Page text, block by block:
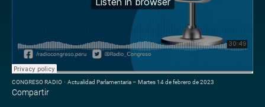
CONGRESO RADIO · Actualidad Parlamentaria – Martes 14 de febrero de 2023
Compartir